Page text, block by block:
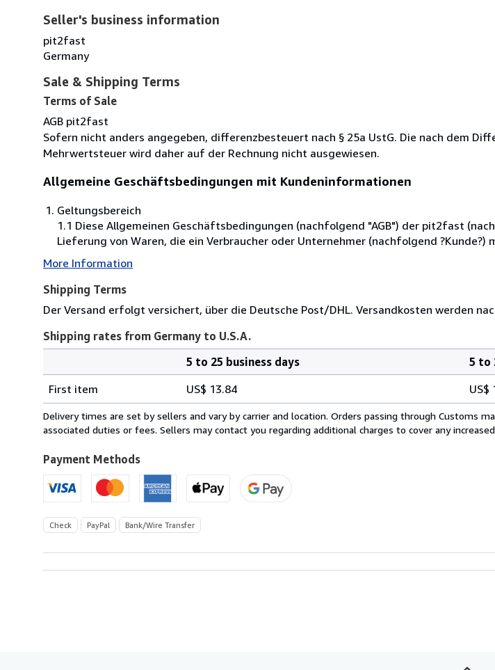
Seller's business information
pit2fast
Germany
Sale & Shipping Terms
Terms of Sale
AGB pit2fast
Sofern nicht anders angegeben, differenzbesteuert nach § 25a UstG. Die nach dem
Mehrwertsteuer wird daher auf der Rechnung nicht ausgewiesen.
Allgemeine Geschäftsbedingungen mit Kundeninformationen
Geltungsbereich
1.1 Diese Allgemeinen Geschäftsbedingungen (nachfolgend "AGB") der pit2fast
Lieferung von Waren, die ein Verbraucher oder Unternehmer (nachfolgend ?Kunde?)
More Information
Shipping Terms
Der Versand erfolgt versichert, über die Deutsche Post/DHL. Versandkosten werden
Shipping rates from Germany to U.S.A.
rates
from
Germany
U.S.A.
5 to 25 business days
5 to
First item
US$ 13.84 US$
Delivery times are set by sellers and vary by carrier and location. Orders passing through Customs
associated duties or fees. Sellers may contact you regarding additional charges to cover any
Payment Methods
Check PayPal Bank/Wire Transfer